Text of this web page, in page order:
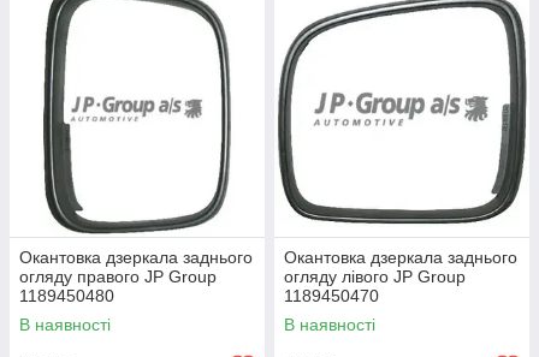
Окантовка дзеркала заднього
огляду правого JP Group
1189450480
В наявності
Окантовка дзеркала заднього
огляду лівого JP Group
1189450470
В наявності